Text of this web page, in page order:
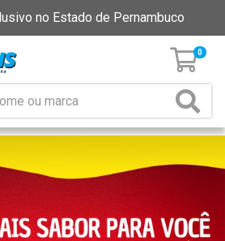
no Estado de Pernambuco
0